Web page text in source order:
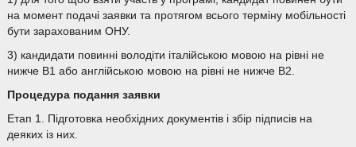
на момент подачі заявки та протягом всього терміну мобільності
бути зарахованим ОНУ.
3) кандидати повинні володіти італійською мовою на рівні не
нижче В1 або англійською мовою на рівні не нижче B2.
Процедура подання заявки
Етап 1. Підготовка необхідних документів і збір підписів на
деяких із них.